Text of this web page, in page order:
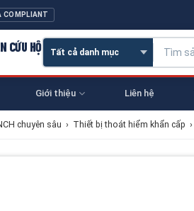
COMPLIANT
CỨU HỘ
Giới thiệu Liên hệ
chuyên sâu › Thiết bị thoát hiểm khẩn cấp ›